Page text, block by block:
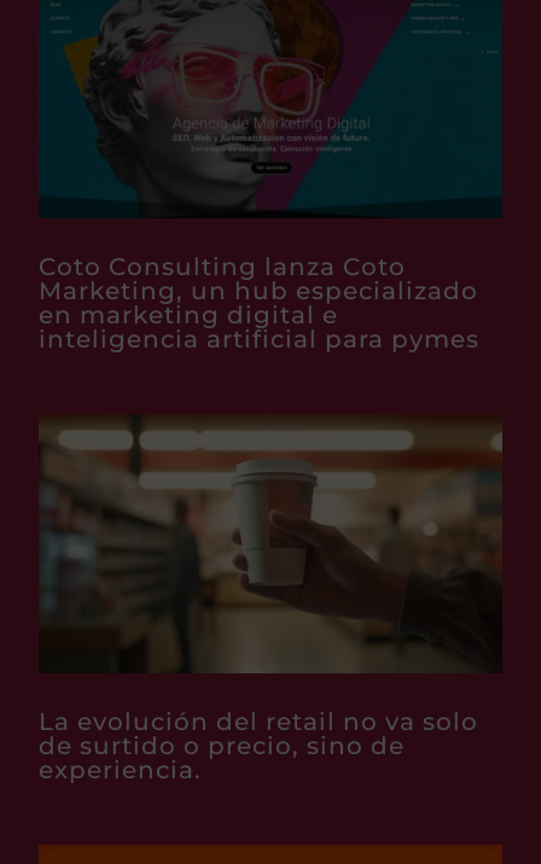
Coto Consulting lanza Coto
Marketing, un hub especializado
en marketing digital e
inteligencia artificial para pymes
La evolución del retail no va solo
de surtido o precio, sino de
experiencia.